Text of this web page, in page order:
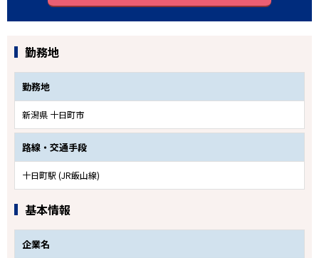
勤務地
勤務地
新潟県 十日町市
路線・交通手段
十日町駅 (JR飯山線)
基本情報
企業名